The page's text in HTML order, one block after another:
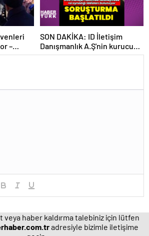
–
SON DAKİKA: ID İletişim
Danışmanlık A.Ş'nin kurucusu
ve ortağı olan Ayşe Barım
veya haber kaldırma talebiniz için lütfen
adresiyle bizimle iletişime